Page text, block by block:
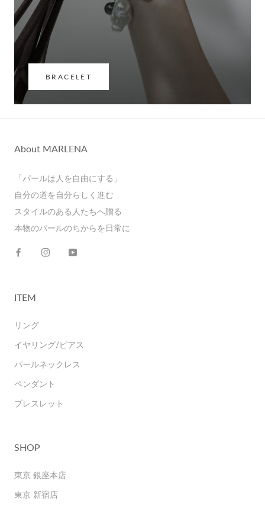
BRACELET
About MARLENA
「パールは人を自由にする」
自分の道を自分らしく進む
スタイルのある人たちへ贈る
本物のパールのちからを日常に
ITEM
リング
イヤリング/ピアス
パールネックレス
ペンダント
ブレスレット
SHOP
東京 銀座本店
東京 新宿店